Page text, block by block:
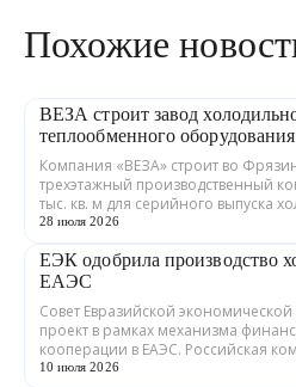
Похожие
ВЕЗА строит завод
теплообменного оборудования
Компания «ВЕЗА» строит во
трехэтажный производственный
тыс. кв. м для серийного выпуска
теплообменного оборудования. ...
28 июля 2026
ЕЭК одобрила производство
ЕАЭС
Совет Евразийской
проект в рамках механизма
кооперации в ЕАЭС. Российская
ГРАДИЕНТ» совместно с
10 июля 2026